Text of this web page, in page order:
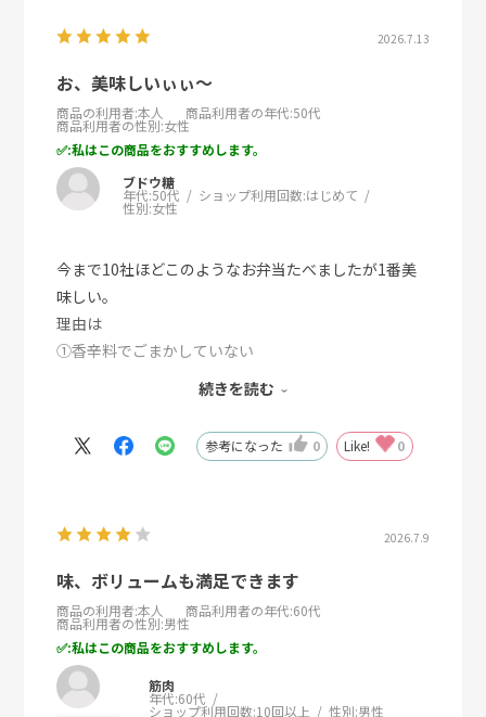
2026.7.13
お、美味しいぃぃ〜
商品の利用者:本人 商品利用者の年代:50代
商品利用者の性別:女性
:私はこの商品をおすすめします。
ブドウ糖
年代:50代 ショップ利用回数:はじめて
性別:女性
今まで10社ほどこのようなお弁当たべましたが1番美
味しい。
理由は
①香辛料でごまかしていない
②旨味や出汁を上手に使っている
③食べ応えがあるが脂っこくない
④腹持ちがいい。
12時半に食べて夜21時まで持つ。
内容、味
ニチレイさんよろしくお願いします
続きを読む
参考になった 0 Like! 0
2026.7.9
味、ボリュームも満足できます
商品の利用者:本人 商品利用者の年代:60代
商品利用者の性別:男性
:私はこの商品をおすすめします。
筋肉
年代:60代
ショップ利用回数:10回以上 性別:男性